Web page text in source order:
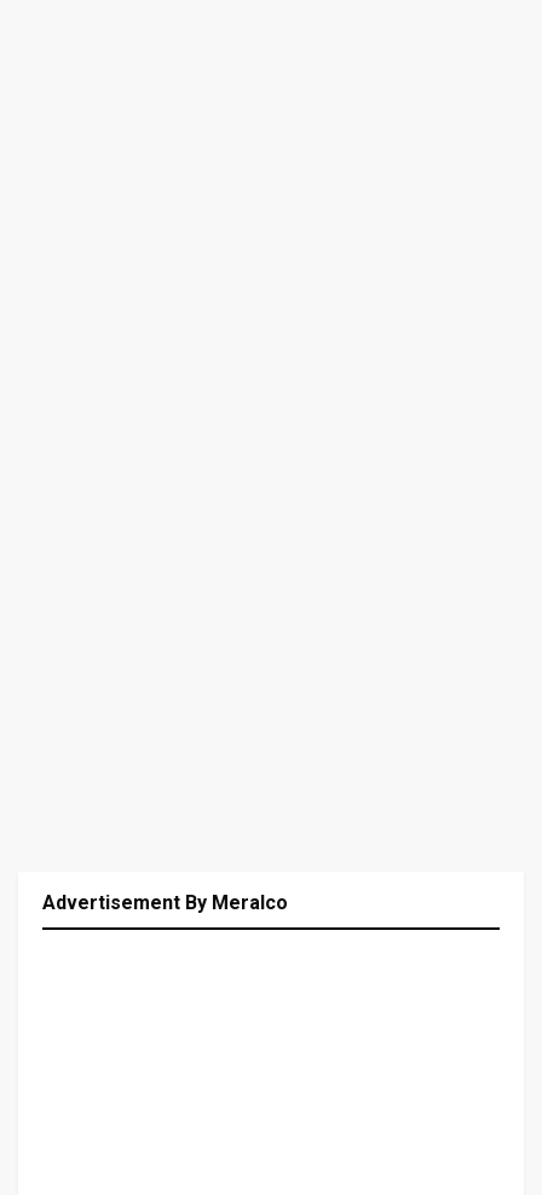
Advertisement By Meralco